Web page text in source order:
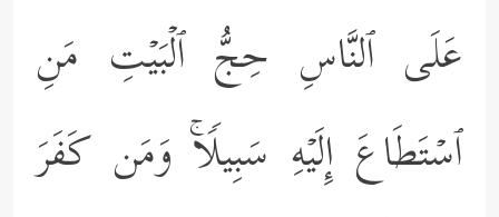
عَلَى ٱلنَّاسِ حِجُّ ٱلۡبَیۡتِ مَنِ
ٱسۡتَطَاعَ إِلَیۡهِ سَبِیلࣰاۚ وَمَن كَفَرَ